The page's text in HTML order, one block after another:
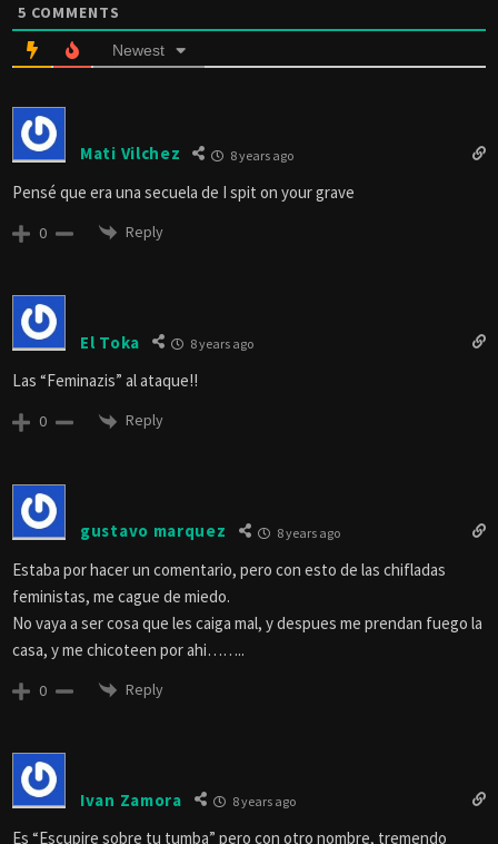
5 COMMENTS
Newest
Mati Vilchez 8 years ago
Pensé que era una secuela de I spit on your grave
0 Reply
El Toka 8 years ago
Las “Feminazis” al ataque!!
0 Reply
gustavo marquez 8 years ago
Estaba por hacer un comentario, pero con esto de las chifladas
feministas, me cague de miedo.
No vaya a ser cosa que les caiga mal, y despues me prendan fuego la
casa, y me chicoteen por ahi……..
0 Reply
Ivan Zamora 8 years ago
Es “Escupire sobre tu tumba” pero con otro nombre, tremendo